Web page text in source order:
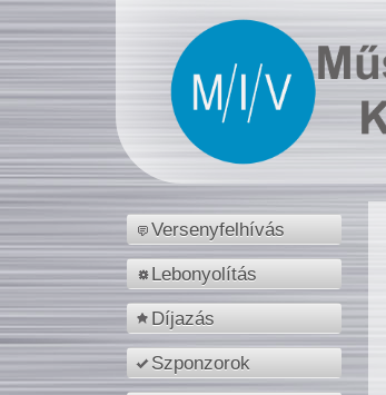
Versenyfelhívás
Lebonyolítás
Díjazás
Szponzorok